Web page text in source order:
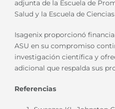
adjunta de la Escuela de
Salud y la Escuela de
Isagenix proporcionó
ASU en su compromiso
investigación científica y
adicional que respalda sus
Referencias